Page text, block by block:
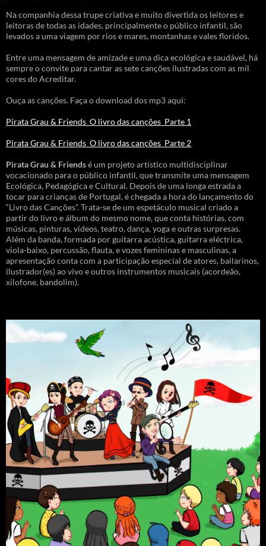
Na companhia dessa trupe criativa e muito divertida os leitores e
leitoras de todas as idades, principalmente o público infantil, são
levados a uma viagem por rios e mares, montanhas e vales floridos.
Entre uma mensagem de amizade e uma dica ecológica e saudável, há
sempre o convite para cantar as sete canções ilustradas com as mil
cores do Acreditar.
Ouça as canções. Faça o download dos mp3 aqui:
Pirata Grau & Friends_O livro das canções_Parte 1
Pirata Grau & Friends_O livro das canções_Parte 2
Pirata Grau & Friendsé um projeto artístico multidisciplinar
vocacionado para o público infantil, que transmite uma mensagem
Ecológica, Pedagógica e Cultural. Depois de uma longa estrada a
tocar para crianças de Portugal, é chegada a hora do lançamento do
“Livro das Canções”. Trata-se de um espetáculo musical criado a
partir do livro e álbum do mesmo nome, que conta histórias, com
músicas, pinturas, vídeos, teatro, dança, yoga e outras surpresas.
Além da banda, formada por guitarra acústica, guitarra eléctrica,
viola-baixo, percussão, flauta, e vozes femininas e masculinas, a
apresentação conta com a participação especial de atores, bailarinos,
ilustrador(es) ao vivo e outros instrumentos musicais (acordeão,
xilofone, bandolim).